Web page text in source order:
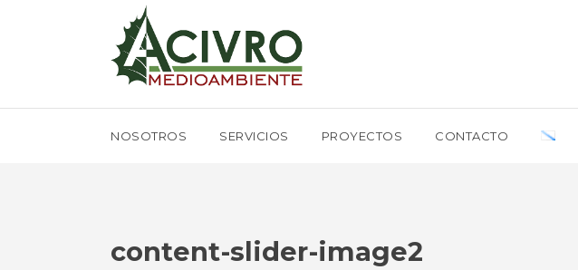
NOSOTROS SERVICIOS PROYECTOS CONTACTO
content-slider-image2